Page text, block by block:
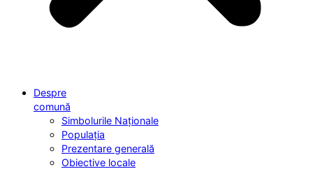
Despre
comună
Simbolurile Naționale
Populația
Prezentare generală
Obiective locale